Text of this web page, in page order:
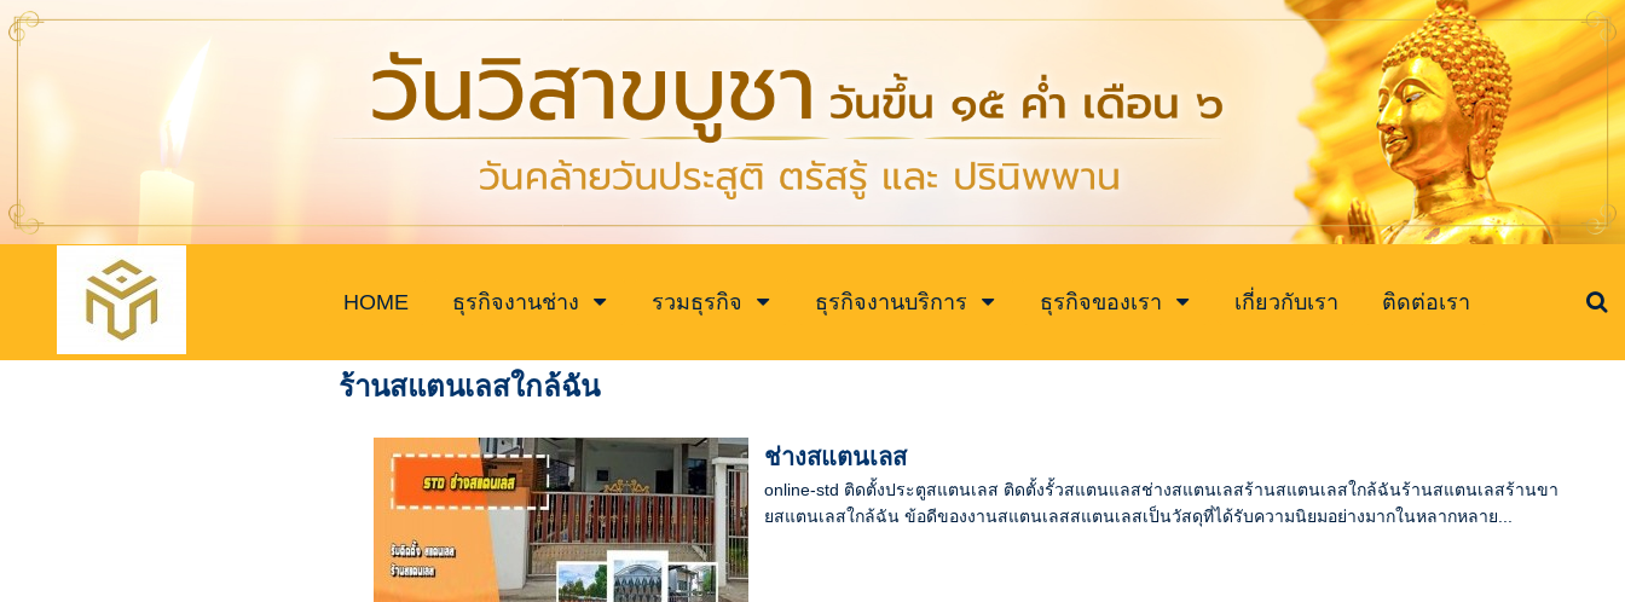
HOME ธุรกิจงานช่าง รวมธุรกิจ ธุรกิจงานบริการ ธุรกิจของเรา เกี่ยวกับเรา ติดต่อเรา
ร้านสแตนเลสใกล้ฉัน
ช่างสแตนเลส
online-std ติดตั้งประตูสแตนเลส ติดตั้งรั้วสแตนแลสช่างสแตนเลสร้านสแตนเลสใกล้ฉันร้านสแตนเลสร้านขา
ยสแตนเลสใกล้ฉัน ข้อดีของงานสแตนเลสสแตนเลสเป็นวัสดุที่ได้รับความนิยมอย่างมากในหลากหลาย...